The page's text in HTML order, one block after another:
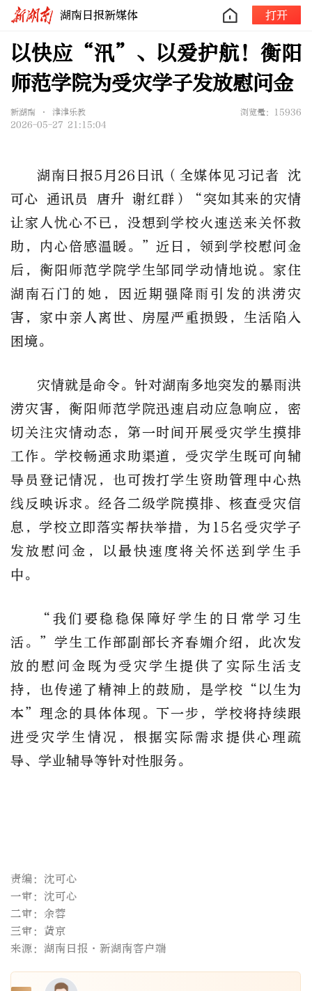
湖南日报新媒体 打开
以快应“汛”、以爱护航！衡阳
师范学院为受灾学子发放慰问金
新湖南 • 津津乐教
浏览量：15936
2026-05-27 21:15:04
湖南日报5月26日讯 （ 全媒体见习记者
沈
可心 通讯员 唐升 谢红群） “突如其来的灾情
让家人忧心不已，没想到学校火速送来关怀救
助，内心倍感温暖。 ” 近日，领到学校慰问金
后，衡阳师范学院学生邹同学动情地说。家住
湖南石门的她，因近期强降雨引发的洪涝灾
害，家中亲人离世、房屋严重损毁，生活陷入
困境。
灾情就是命令。针对湖南多地突发的暴雨洪
涝灾害，衡阳师范学院迅速启动应急响应， 密
切关注灾情动态， 第一时间开展受灾学生摸排
工作。学校畅通求助渠道，受灾学生既可向辅
导员登记情况，也可拨打学生资助管理中心热
线反映诉求。 经各二级学院摸排、核查受灾信
息，学校立即落实帮扶举措，为 15名受灾学子
发放慰问金，以最快速度将关怀送到学生手
中。
“我们要稳稳保障好学生的日常学习生
活。”学生工作部副部长齐春媚介绍， 此次发
放的慰问金既为受灾学生提供了实际生活支
持，也传递了精神上的鼓励，是学校 “以生为
本”理念的具体体现。下一步，学校将持续跟
进受灾学生情况，根据实际需求提供心理疏
导、学业辅导等针对性服务。
责编：沈可心
一审：沈可心
二审：余蓉
三审：黄京
来源：湖南日报·新湖南客户端